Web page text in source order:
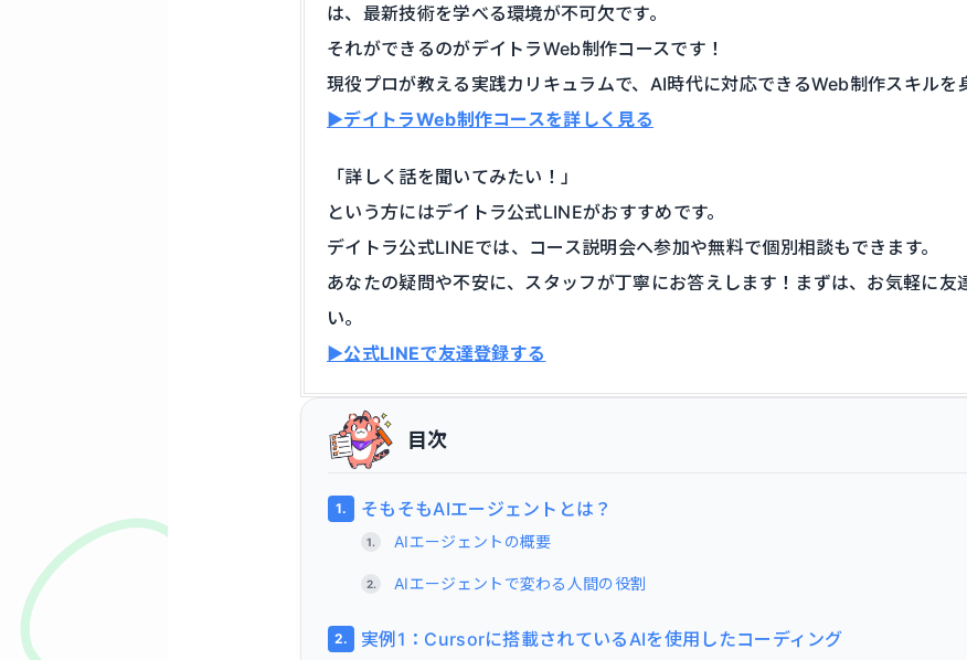
は、最新技術を学べる環境が不可欠です。
それができるのがデイトラWeb制作コースです！
現役プロが教える実践カリキュラムで、AI時代に対応できるWeb制作スキルを
▶デイトラWeb制作コースを詳しく見る
「詳しく話を聞いてみたい！」
という方にはデイトラ公式LINEがおすすめです。
デイトラ公式LINEでは、コース説明会へ参加や無料で個別相談もできます。
あなたの疑問や不安に、スタッフが丁寧にお答えします！まずは、お気軽に友
い。
▶公式LINEで友達登録する
目次
そもそもAIエージェントとは？
AIエージェントの概要
AIエージェントで変わる人間の役割
実例1：Cursorに搭載されているAIを使用したコーディング